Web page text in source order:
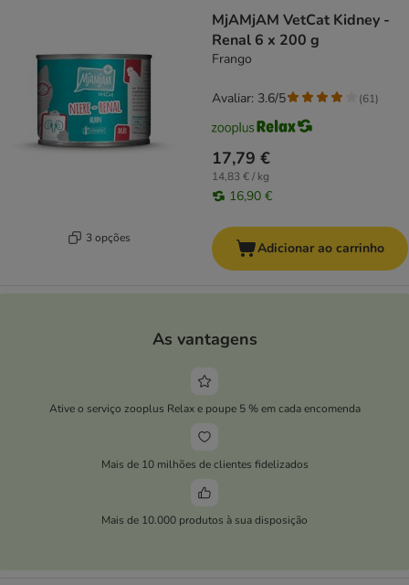
3 opções
MjAMjAM VetCat Kidney -
Renal 6 x 200 g
Frango
17,79 €
14,83 € / kg
16,90 €
Avaliar: 3.6/5 (61)
Adicionar ao carrinho
As vantagens
Ative o serviço zooplus Relax e poupe 5 % em cada encomenda
Mais de 10 milhões de clientes fidelizados
Mais de 10.000 produtos à sua disposição